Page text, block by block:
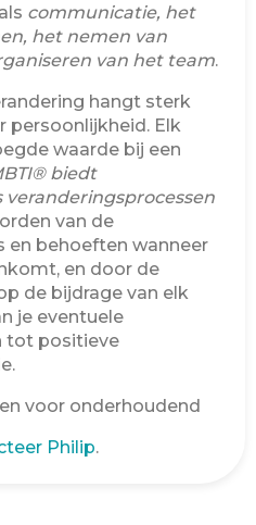
communicatie, het
het nemen van
van het team.
hangt sterk
persoonlijkheid. Elk
waarde bij een
biedt
van de
en behoeften wanneer
en door de
de bijdrage van elk
je eventuele
tot positieve
voor onderhoudend
Philip.